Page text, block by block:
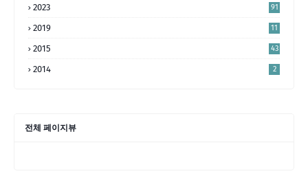
2023 91
2019 11
2015 43
2014 2
전체 페이지뷰